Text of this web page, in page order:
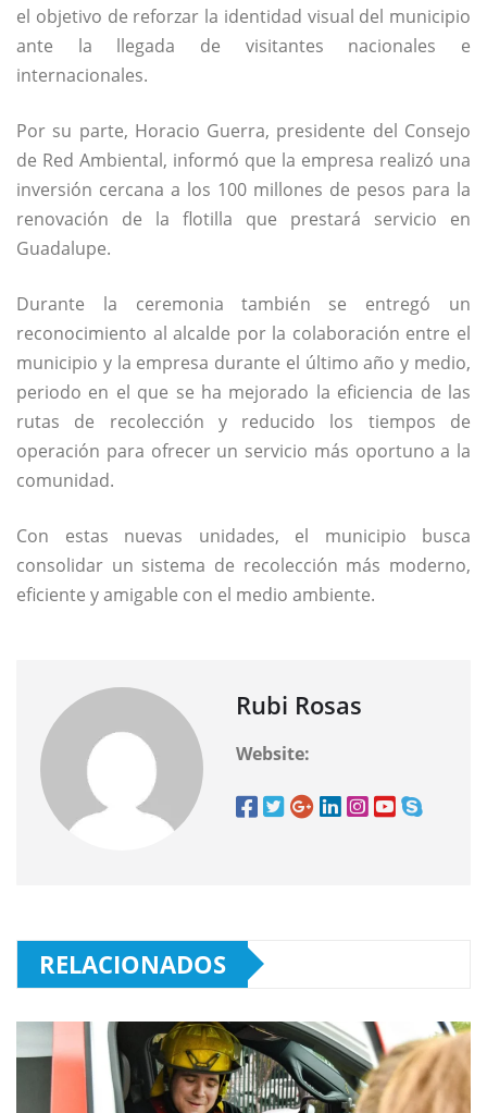
el objetivo de reforzar la identidad visual del municipio
ante la llegada de visitantes nacionales e
internacionales.
Por su parte, Horacio Guerra, presidente del Consejo
de Red Ambiental, informó que la empresa realizó una
inversión cercana a los 100 millones de pesos para la
renovación de la flotilla que prestará servicio en
Guadalupe.
Durante la ceremonia también se entregó un
reconocimiento al alcalde por la colaboración entre el
municipio y la empresa durante el último año y medio,
periodo en el que se ha mejorado la eficiencia de las
rutas de recolección y reducido los tiempos de
operación para ofrecer un servicio más oportuno a la
comunidad.
Con estas nuevas unidades, el municipio busca
consolidar un sistema de recolección más moderno,
eficiente y amigable con el medio ambiente.
Rubi Rosas
Website:
RELACIONADOS